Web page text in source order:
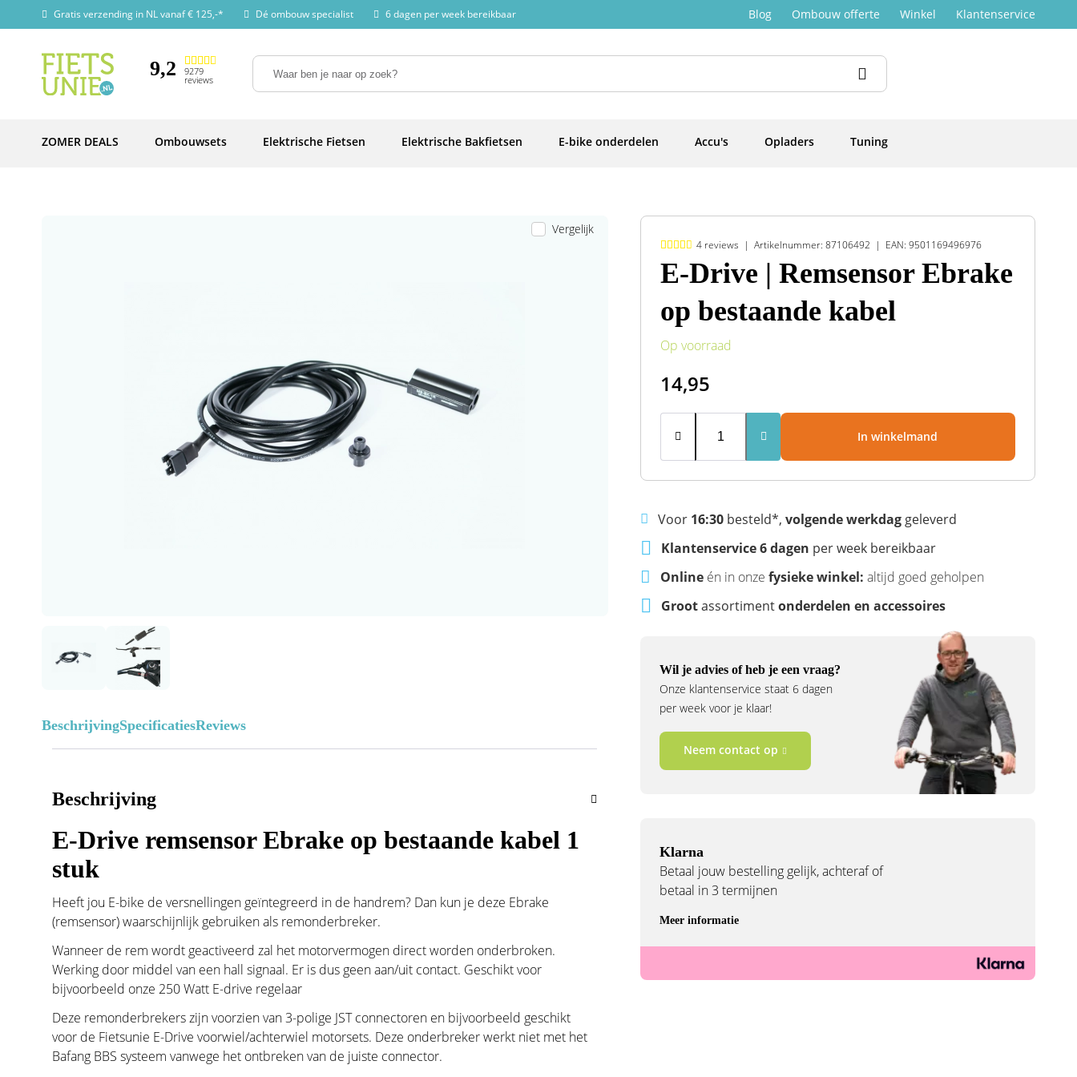
Gratis verzending in NL vanaf € 125,-* Dé ombouw specialist 6 dagen per week bereikbaar Blog Ombouw offerte Winkel Klantenservice
9,2 9279
reviews
ZOMER DEALS Ombouwsets Elektrische Fietsen Elektrische Bakfietsen E-bike onderdelen Accu's Opladers Tuning
Vergelijk
BeschrijvingSpecificatiesReviews
Beschrijving
E-Drive remsensor Ebrake op bestaande kabel 1
stuk
Heeft jou E-bike de versnellingen geïntegreerd in de handrem? Dan kun je deze Ebrake
(remsensor) waarschijnlijk gebruiken als remonderbreker.
Wanneer de rem wordt geactiveerd zal het motorvermogen direct worden onderbroken.
Werking door middel van een hall signaal. Er is dus geen aan/uit contact. Geschikt voor
bijvoorbeeld onze 250 Watt E-drive regelaar
Deze remonderbrekers zijn voorzien van 3-polige JST connectoren en bijvoorbeeld geschikt
voor de Fietsunie E-Drive voorwiel/achterwiel motorsets. Deze onderbreker werkt niet met het
Bafang BBS systeem vanwege het ontbreken van de juiste connector.
4 reviews Artikelnummer: 87106492 EAN: 9501169496976
E-Drive | Remsensor Ebrake
op bestaande kabel
Op voorraad
14,95
In winkelmand
Voor 16:30besteld*, volgende werkdaggeleverd
Klantenservice 6 dagen per week bereikbaar
Online én in onze fysieke winkel: altijd goed geholpen
Grootassortimentonderdelen en accessoires
Wil je advies of heb je een vraag?
Onze klantenservice staat 6 dagen
per week voor je klaar!
Neem contact op
Klarna
Betaal jouw bestelling gelijk, achteraf of
betaal in 3 termijnen
Meer informatie